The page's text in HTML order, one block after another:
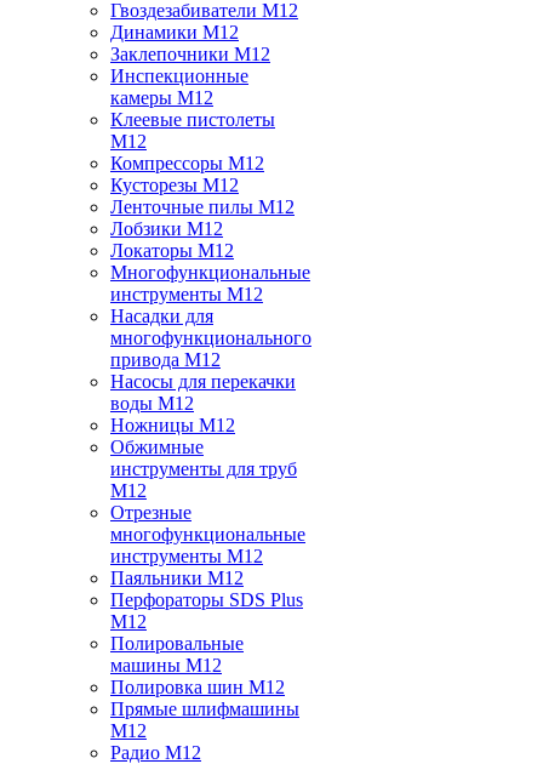
Гвоздезабиватели M12
Динамики M12
Заклепочники M12
Инспекционные
камеры M12
Клеевые пистолеты
M12
Компрессоры M12
Кусторезы M12
Ленточные пилы M12
Лобзики M12
Локаторы M12
Многофункциональные
инструменты M12
Насадки для
многофункционального
привода M12
Насосы для перекачки
воды M12
Ножницы M12
Обжимные
инструменты для труб
M12
Отрезные
многофункциональные
инструменты M12
Паяльники M12
Перфораторы SDS Plus
M12
Полировальные
машины M12
Полировка шин M12
Прямые шлифмашины
M12
Радио M12